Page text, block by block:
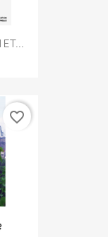
ET...
favorite_border